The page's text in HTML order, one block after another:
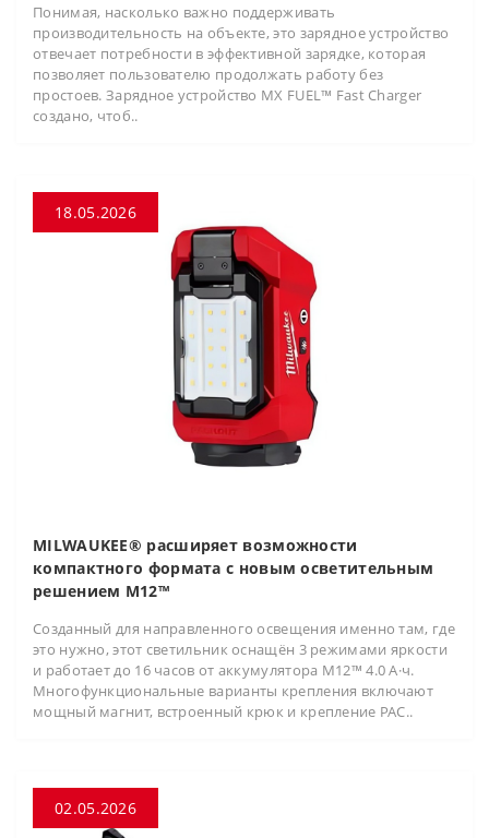
Понимая, насколько важно поддерживать
производительность на объекте, это зарядное устройство
отвечает потребности в эффективной зарядке, которая
позволяет пользователю продолжать работу без
простоев. Зарядное устройство MX FUEL™ Fast Charger
создано, чтоб..
18.05.2026
MILWAUKEE® расширяет возможности
компактного формата с новым осветительным
решением M12™
Созданный для направленного освещения именно там, где
это нужно, этот светильник оснащён 3 режимами яркости
и работает до 16 часов от аккумулятора M12™ 4.0 А·ч.
Многофункциональные варианты крепления включают
мощный магнит, встроенный крюк и крепление PAC..
02.05.2026